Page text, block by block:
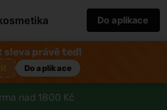
Do aplikace
sleva právě teď!
Do aplikace
nad 1800 Kč